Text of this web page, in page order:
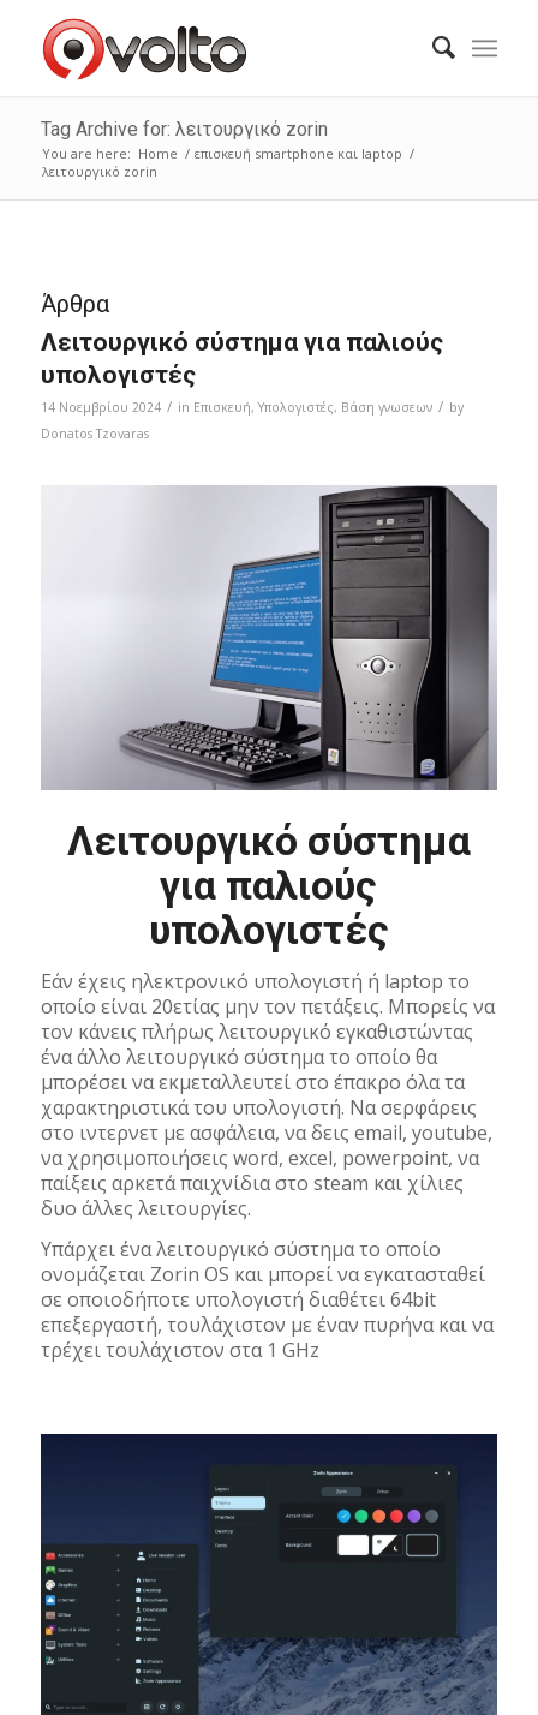
Tag Archive for: λειτουργικό zorin
You are here: Home / επισκευή smartphone και laptop /
λειτουργικό zorin
Άρθρα
Λειτουργικό σύστημα για παλιούς
υπολογιστές
14 Νοεμβρίου 2024 / in Επισκευή, Υπολογιστές, Bάση γνωσεων / by
Donatos Tzovaras
Λειτουργικό σύστημα
για παλιούς
υπολογιστές
Εάν έχεις ηλεκτρονικό υπολογιστή ή laptop το
οποίο είναι 20ετίας μην τον πετάξεις. Μπορείς να
τον κάνεις πλήρως λειτουργικό εγκαθιστώντας
ένα άλλο λειτουργικό σύστημα το οποίο θα
μπορέσει να εκμεταλλευτεί στο έπακρο όλα τα
χαρακτηριστικά του υπολογιστή. Να σερφάρεις
στο ιντερνετ με ασφάλεια, να δεις email, youtube,
να χρησιμοποιήσεις word, excel, powerpoint, να
παίξεις αρκετά παιχνίδια στο steam και χίλιες
δυο άλλες λειτουργίες.
Υπάρχει ένα λειτουργικό σύστημα το οποίο
ονομάζεται Zorin OS και μπορεί να εγκατασταθεί
σε οποιοδήποτε υπολογιστή διαθέτει 64bit
επεξεργαστή, τουλάχιστον με έναν πυρήνα και να
τρέχει τουλάχιστον στα 1 GHz